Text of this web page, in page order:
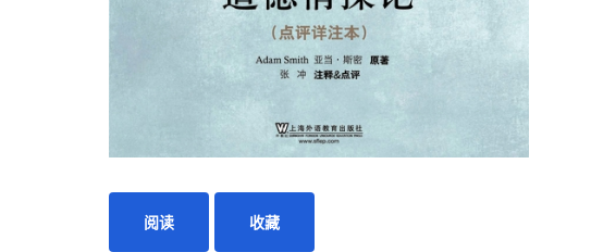
阅读 收藏